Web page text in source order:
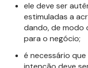
ele deve ser
estimuladas a
dando, de modo
para o negócio;
é necessário